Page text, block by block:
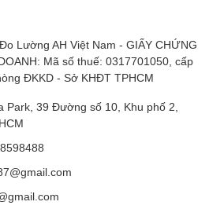
4 LUX)
Lường AH Việt Nam - GIẤY CHỨNG
Mã số thuế: 0317701050, cấp
ĐKKD - Sở KHĐT TPHCM
Park, 39 Đường số 10, Khu phố 2,